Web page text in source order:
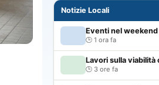
Notizie Locali
Eventi nel weekend
1 ora fa
Lavori sulla viabilità
3 ore fa